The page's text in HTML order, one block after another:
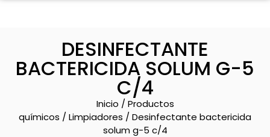
DESINFECTANTE
BACTERICIDA SOLUM G-5
C/4
Inicio / Productos
químicos / Limpiadores / Desinfectante bactericida
solum g-5 c/4